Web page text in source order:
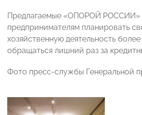
Предлагаемые «ОПОРОЙ РОССИИ»
предпринимателям планировать
хозяйственную деятельность
обращаться лишний раз за
Фото пресс-службы Генеральной